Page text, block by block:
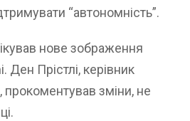
“автономність”.
нове зображення
Ден Прістлі, керівник
зміни, не